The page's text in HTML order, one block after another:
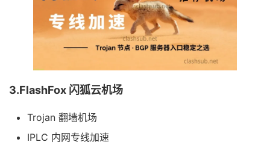
3.FlashFox 闪狐云机场
Trojan 翻墙机场
IPLC 内网专线加速